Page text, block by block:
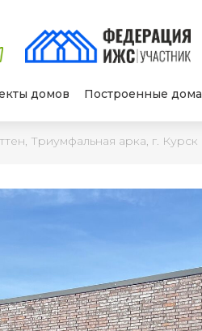
Построенные дома
домов
Триумфальная арка, г. Курск